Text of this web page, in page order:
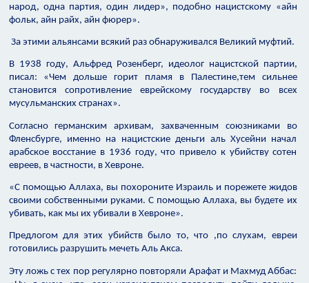
народ, одна партия, один лидер», подобно нацистскому «айн
фольк, айн райх, айн фюрер».
За этими альянсами всякий раз обнаруживался Великий муфтий.
В 1938 году, Альфред Розенберг, идеолог нацистской партии,
писал: «Чем дольше горит пламя в Палестине,тем сильнее
становится сопротивление еврейскому государству во всех
мусульманских странах».
Согласно германским архивам, захваченным союзниками во
Фленсбурге, именно на нацистские деньги аль Хусейни начал
арабское восстание в 1936 году, что привело к убийству сотен
евреев, в частности, в Хевроне.
«С помощью Аллаха, вы похороните Израиль и порежете жидов
своими собственными руками. С помощью Аллаха, вы будете их
убивать, как мы их убивали в Хевроне».
Предлогом для этих убийств было то, что ,по слухам, евреи
готовились разрушить мечеть Аль Акса.
Эту ложь с тех пор регулярно повторяли Арафат и Махмуд Аббас: